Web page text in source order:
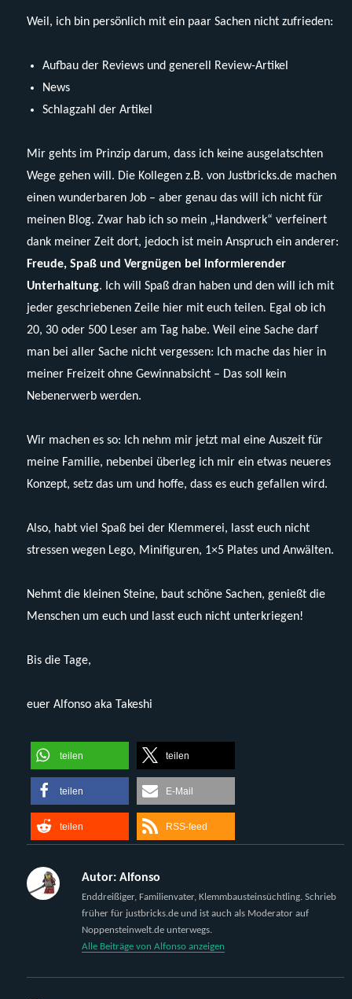
Weil, ich bin persönlich mit ein paar Sachen nicht zufrieden:
Aufbau der Reviews und generell Review-Artikel
News
Schlagzahl der Artikel
Mir gehts im Prinzip darum, dass ich keine ausgelatschten
Wege gehen will. Die Kollegen z.B. von Justbricks.de machen
einen wunderbaren Job – aber genau das will ich nicht für
meinen Blog. Zwar hab ich so mein „Handwerk“ verfeinert
dank meiner Zeit dort, jedoch ist mein Anspruch ein anderer:
Freude, Spaß und Vergnügen bei informierender
Unterhaltung. Ich will Spaß dran haben und den will ich mit
jeder geschriebenen Zeile hier mit euch teilen. Egal ob ich
20, 30 oder 500 Leser am Tag habe. Weil eine Sache darf
man bei aller Sache nicht vergessen: Ich mache das hier in
meiner Freizeit ohne Gewinnabsicht – Das soll kein
Nebenerwerb werden.
Wir machen es so: Ich nehm mir jetzt mal eine Auszeit für
meine Familie, nebenbei überleg ich mir ein etwas neueres
Konzept, setz das um und hoffe, dass es euch gefallen wird.
Also, habt viel Spaß bei der Klemmerei, lasst euch nicht
stressen wegen Lego, Minifiguren, 1×5 Plates und Anwälten.
Nehmt die kleinen Steine, baut schöne Sachen, genießt die
Menschen um euch und lasst euch nicht unterkriegen!
Bis die Tage,
euer Alfonso aka Takeshi
teilen teilen
teilen E-Mail
teilen RSS-feed
Autor: Alfonso
Enddreißiger, Familienvater, Klemmbausteinsüchtling. Schrieb
früher für justbricks.de und ist auch als Moderator auf
Noppensteinwelt.de unterwegs.
Alle Beiträge von Alfonso anzeigen